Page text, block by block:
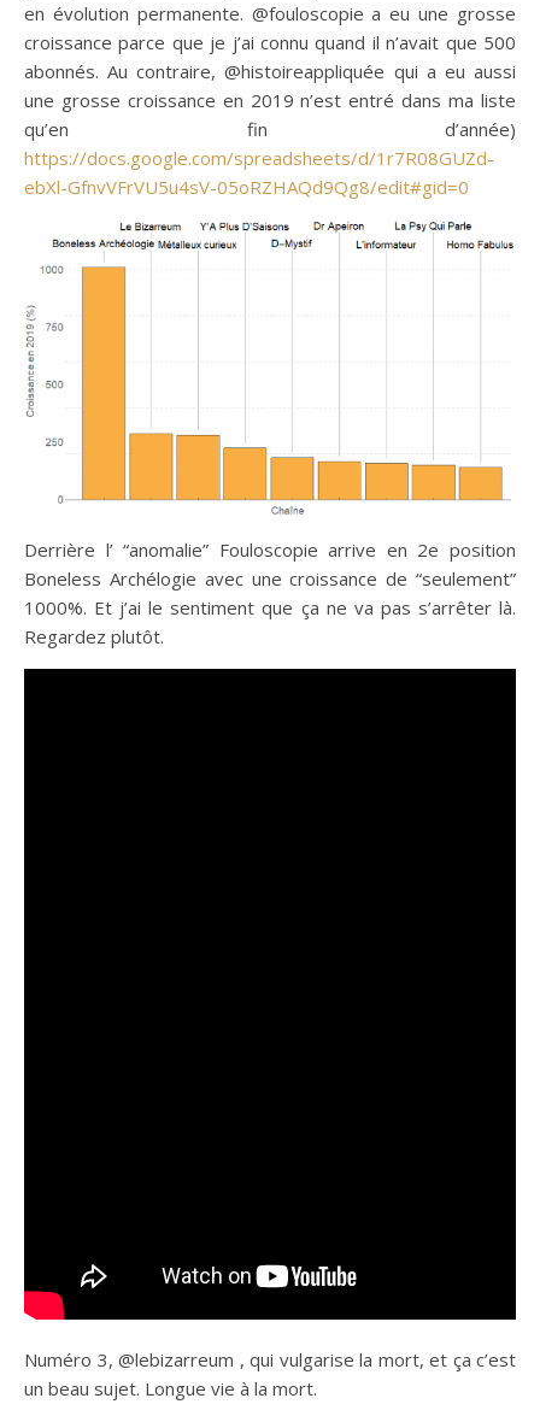
en évolution permanente. @fouloscopie a eu une grosse
croissance parce que je j’ai connu quand il n’avait que 500
abonnés. Au contraire, @histoireappliquée qui a eu aussi
une grosse croissance en 2019 n’est entré dans ma liste
qu’en fin d’année)
https://docs.google.com/spreadsheets/d/1r7R08GUZd-
ebXl-GfnvVFrVU5u4sV-05oRZHAQd9Qg8/edit#gid=0
Derrière l’ “anomalie” Fouloscopie arrive en 2e position
Boneless Archélogie avec une croissance de “seulement”
1000%. Et j’ai le sentiment que ça ne va pas s’arrêter là.
Regardez plutôt.
Numéro 3, @lebizarreum , qui vulgarise la mort, et ça c’est
un beau sujet. Longue vie à la mort.